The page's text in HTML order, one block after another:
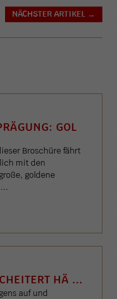
NÄCHSTER ARTIKEL →
GOL .
Broschüre fährt
mit den
goldene
HÄ ...
auf und